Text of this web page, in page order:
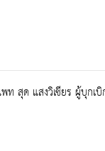
ท สุด แสงวิเชียร ผู้บุก